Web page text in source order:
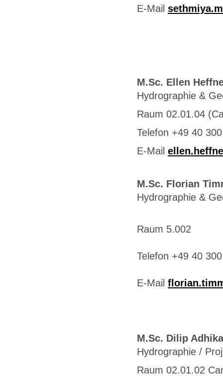
E-Mail
M.Sc. Ellen
Hydrographie &
Raum 02.01.04
Telefon +49 40
E-Mail
M.Sc. Florian
Hydrographie &
Raum 5.002
Telefon +49 40
E-Mail
M.Sc. Dilip
Hydrographie /
Raum 02.01.02